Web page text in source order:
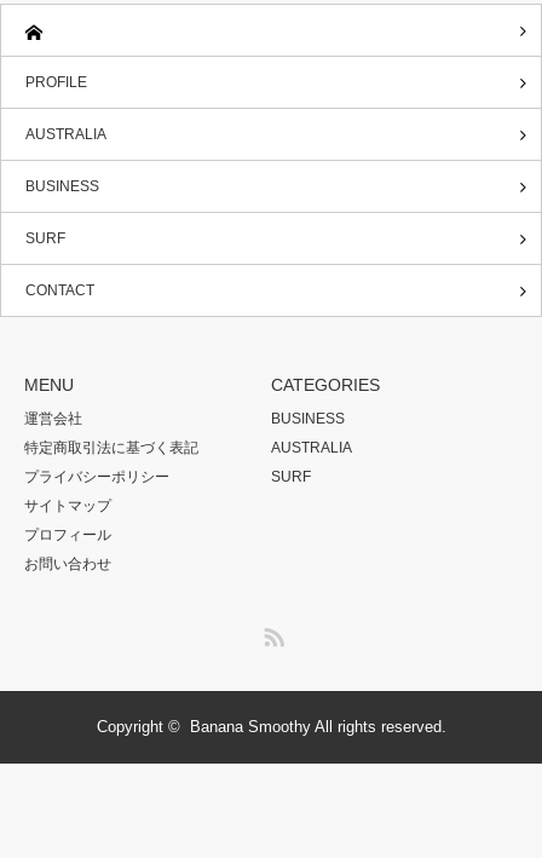
PROFILE
AUSTRALIA
BUSINESS
SURF
CONTACT
MENU
運営会社
特定商取引法に基づく表記
プライバシーポリシー
サイトマップ
プロフィール
お問い合わせ
CATEGORIES
BUSINESS
AUSTRALIA
SURF
Copyright © Banana SmoothyAll rights reserved.